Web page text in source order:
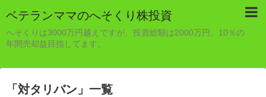
ベテランママのへそくり株投資
へそくりは3000万円越えですが、投資総額は2000万円。10％の
年間売却益目指してます。
「 対タリバン 」 一覧